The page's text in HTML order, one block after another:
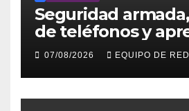
Seguridad
de teléfonos y
prensa en el
diálogo venezolano
07/08/2026 EQUIPO DE